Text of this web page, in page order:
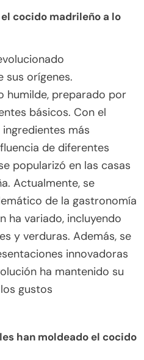
cocido madrileño a lo
sus orígenes.
humilde, preparado por
básicos. Con el
más
de diferentes
popularizó en las casas
Actualmente, se
de la gastronomía
ha variado, incluyendo
y verduras. Además, se
innovadoras
ha mantenido su
gustos
han moldeado el cocido